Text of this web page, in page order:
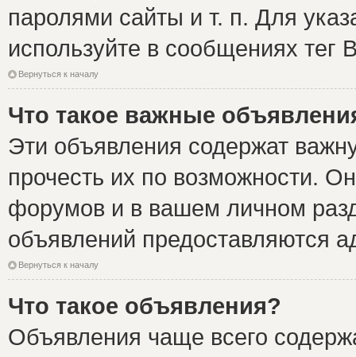
паролями сайты и т. п. Для
используйте в сообщениях тег
Вернуться к началу
Что такое важные
Эти объявления содержат
прочесть их по возможности.
форумов и в вашем личном
объявлений предоставляются
Вернуться к началу
Что такое объявления?
Объявления чаще всего